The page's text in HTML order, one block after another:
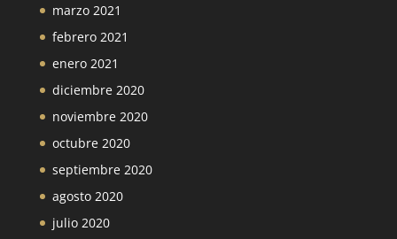
marzo 2021
febrero 2021
enero 2021
diciembre 2020
noviembre 2020
octubre 2020
septiembre 2020
agosto 2020
julio 2020